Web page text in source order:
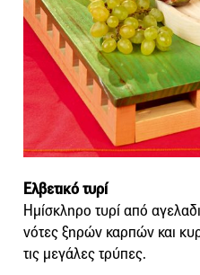
Ελβετικό τυρί
Ημίσκληρο τυρί από
νότες ξηρών καρπών και
τις μεγάλες τρύπες.